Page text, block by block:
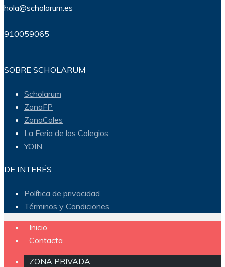
hola@scholarum.es
910059065
SOBRE SCHOLARUM
Scholarum
ZonaFP
ZonaColes
La Feria de los Colegios
YOIN
DE INTERÉS
Política de privacidad
Términos y Condiciones
Inicio
Contacta
ZONA PRIVADA